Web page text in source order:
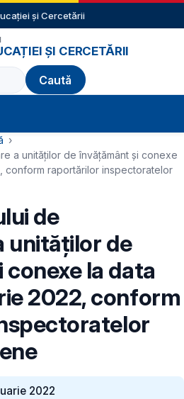
și Cercetării
ȘI CERCETĂRII
a unităților de învățământ și conexe
conform raportărilor inspectoratelor
de
unităților de
la data
2022, conform
2022